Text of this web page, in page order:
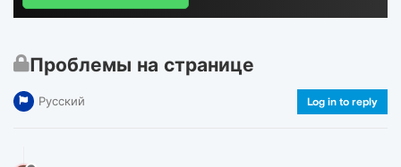
Проблемы на странице
Русский Log in to reply